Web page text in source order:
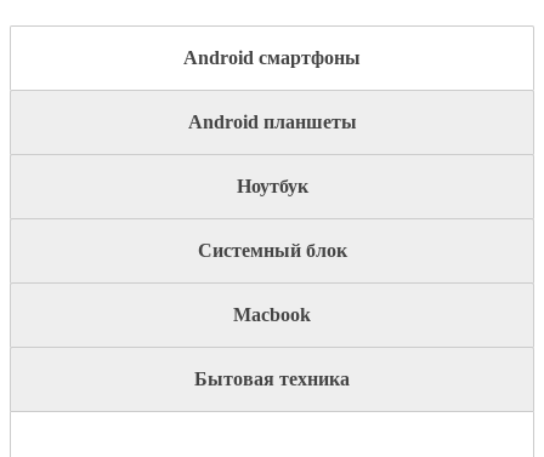
Android смартфоны
Android планшеты
Ноутбук
Системный блок
Macbook
Бытовая техника